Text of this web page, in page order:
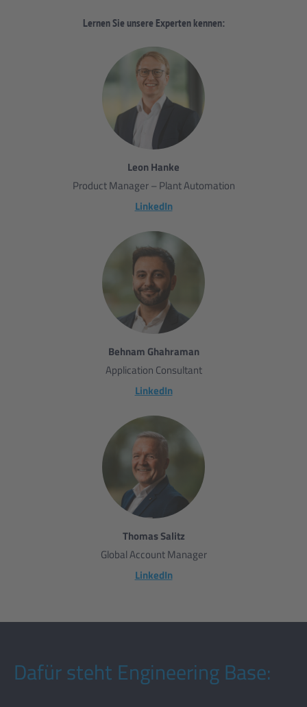
Lernen Sie unsere Experten kennen:
Leon Hanke
Product Manager – Plant Automation
LinkedIn
Behnam Ghahraman
Application Consultant
LinkedIn
Thomas Salitz
Global Account Manager
LinkedIn
Dafür steht Engineering Base: